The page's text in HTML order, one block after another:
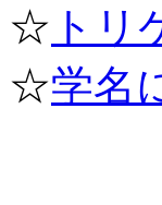
☆ トリ
☆学名